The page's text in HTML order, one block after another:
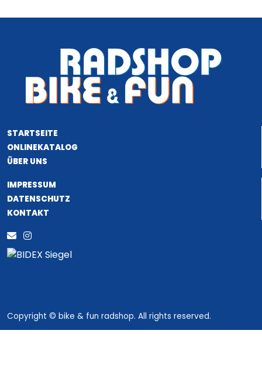
STARTSEITE
ONLINEKATALOG
ÜBER UNS
IMPRESSUM
DATENSCHUTZ
KONTAKT
Copyright © bike & fun radshop. All rights reserved.